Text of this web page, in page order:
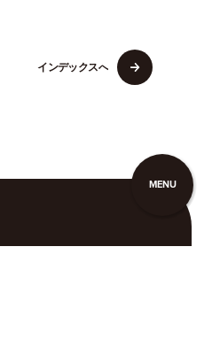
インデックスへ
MENU